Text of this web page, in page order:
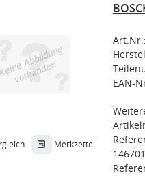
Merkzettel
Art.Nr.:
EAN-